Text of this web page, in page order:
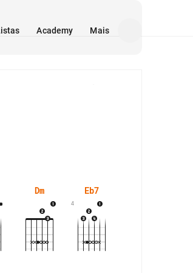
Academy Mais
Dm Eb7
4